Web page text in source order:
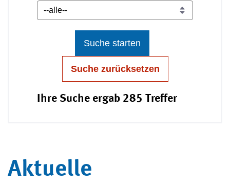
Suche starten
Suche zurücksetzen
Ihre Suche ergab 285 Treffer
Aktuelle